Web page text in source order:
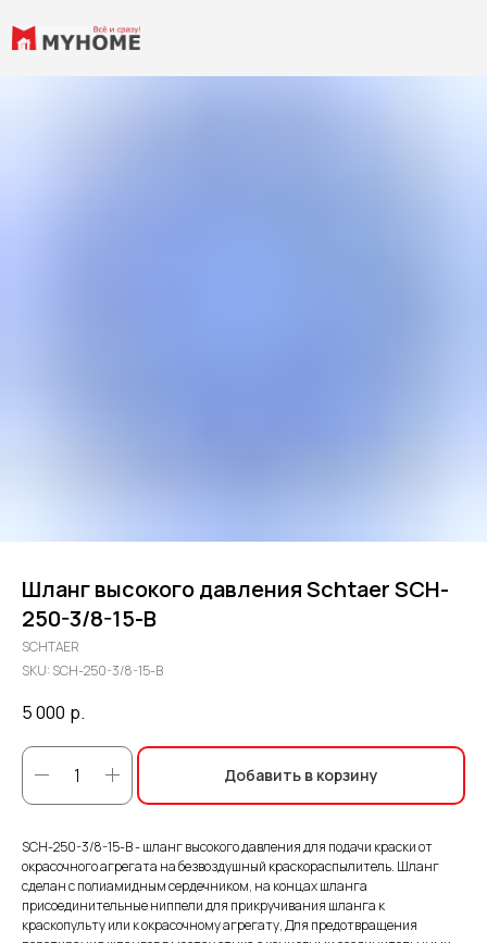
Шланг высокого давления Schtaer SCH-
250-3/8-15-B
SCHTAER
SKU: SCH-250-3/8-15-B
5 000 р.
Добавить в корзину
SCH-250-3/8-15-B - шланг высокого давления для подачи краски от
окрасочного агрегата на безвоздушный краскораспылитель. Шланг
сделан с полиамидным сердечником, на концах шланга
присоединительные ниппели для прикручивания шланга к
краскопульту или к окрасочному агрегату, Для предотвращения